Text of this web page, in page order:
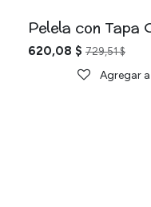
Pelela con Tapa
620,08 $ 729,51$
Agregar